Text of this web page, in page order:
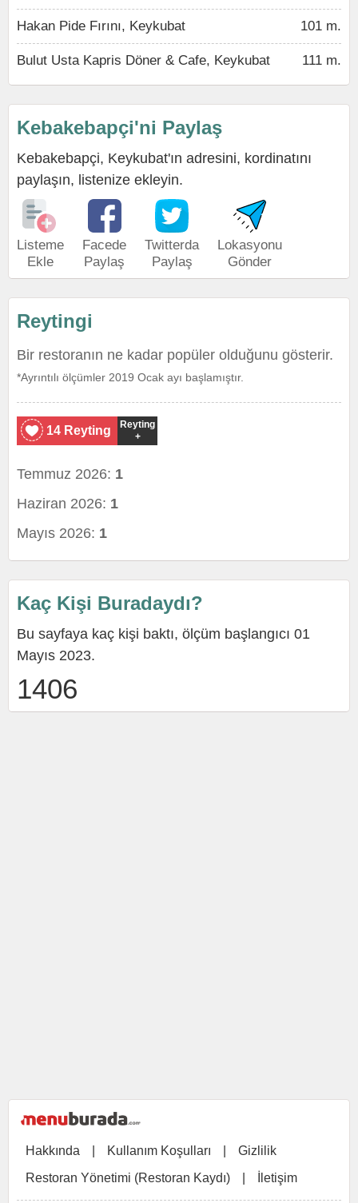
Hakan Pide Fırını, Keykubat 101 m.
Bulut Usta Kapris Döner & Cafe, Keykubat 111 m.
Kebakebapçi'ni Paylaş
Kebakebapçi, Keykubat'ın adresini, kordinatını
paylaşın, listenize ekleyin.
Listeme
Ekle
Facede
Paylaş
Twitterda
Paylaş
Lokasyonu
Gönder
Reytingi
Bir restoranın ne kadar popüler olduğunu gösterir.
*Ayrıntılı ölçümler 2019 Ocak ayı başlamıştır.
14 Reyting
Reyting
+
Temmuz 2026: 1
Haziran 2026: 1
Mayıs 2026: 1
Kaç Kişi Buradaydı?
Bu sayfaya kaç kişi baktı, ölçüm başlangıcı 01
Mayıs 2023.
1406
Hakkında Kullanım Koşulları
Gizlilik
Restoran Yönetimi (Restoran Kaydı)
İletişim